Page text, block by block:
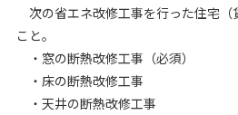
次の省エネ改修工事を行った住宅（
こと。
・窓の断熱改修工事（必須）
・床の断熱改修工事
・天井の断熱改修工事